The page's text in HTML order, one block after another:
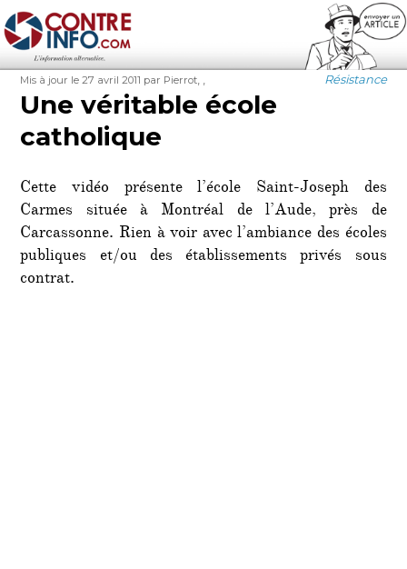
Contre-Info
Publié
le
Mis à jour le 27 avril 2011 Auteur
par Pierrot Catégories
Résistance
Étiquettes
Une véritable école
catholique
Cette vidéo présente l’école Saint-Joseph des
Carmes située à Montréal de l’Aude, près de
Carcassonne. Rien à voir avec l’ambiance des écoles
publiques et/ou des établissements privés sous
contrat.